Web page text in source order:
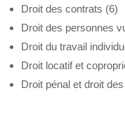
Droit des contrats (6)
Droit des personnes
Droit du travail
Droit locatif et
Droit pénal et droit